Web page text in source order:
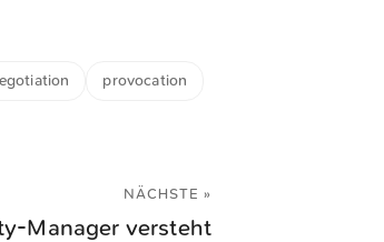
provocation
NÄCHSTE »
Manager versteht